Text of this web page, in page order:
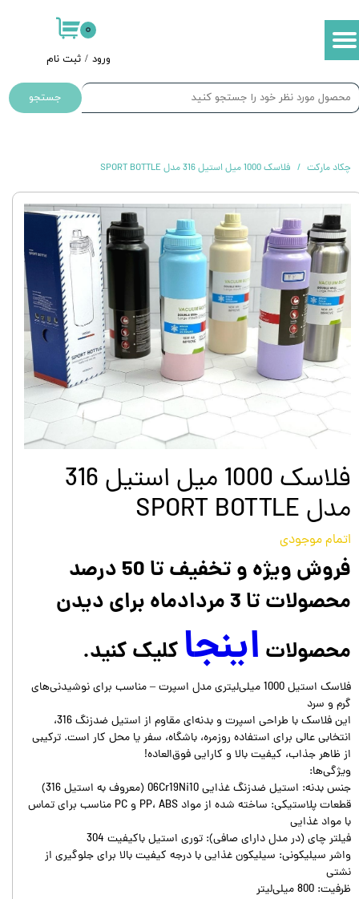
ورود / ثبت نام
حساب کاربری من
سفارشات
۰
جستجو
چکاد مارکت فلاسک 1000 میل استیل 316 مدل SPORT BOTTLE
فلاسک 1000 میل استیل 316
مدل SPORT BOTTLE
اتمام موجودی
فروش ویژه و تخفیف تا 50 درصد
محصولات تا 3 مردادماه برای دیدن
محصولات اینجا کلیک کنید.
فلاسک استیل 1000 میلی‌لیتری مدل اسپرت – مناسب برای نوشیدنی‌های
گرم و سرد
این فلاسک با طراحی اسپرت و بدنه‌ای مقاوم از استیل ضدزنگ 316،
انتخابی عالی برای استفاده روزمره، باشگاه، سفر یا محل کار است. ترکیبی
از ظاهر جذاب، کیفیت بالا و کارایی فوق‌العاده!
ویژگی‌ها:
جنس بدنه: استیل ضدزنگ غذایی 06Cr19Ni10 (معروف به استیل 316)
قطعات پلاستیکی: ساخته شده از مواد PP، ABS و PC مناسب برای تماس
با مواد غذایی
فیلتر چای (در مدل دارای صافی): توری استیل باکیفیت 304
واشر سیلیکونی: سیلیکون غذایی با درجه کیفیت بالا برای جلوگیری از
نشتی
ظرفیت: 800 میلی‌لیتر